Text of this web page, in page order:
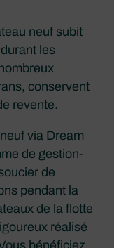
neuf subit
les
conservent
revente.
via Dream
de gestion-
de
pendant la
de la flotte
réalisé